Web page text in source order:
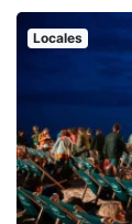
Locales